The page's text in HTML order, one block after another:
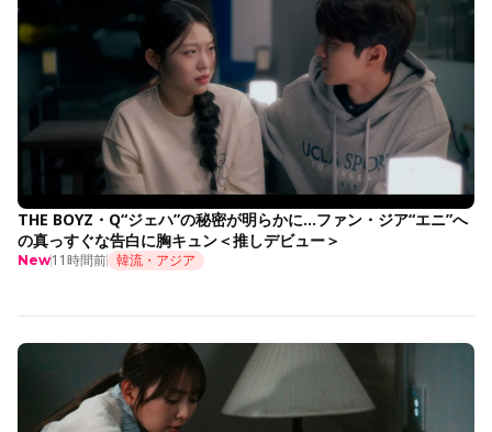
THE BOYZ・Q“ジェハ”の秘密が明らかに…ファン・ジア“エニ”へ
の真っすぐな告白に胸キュン＜推しデビュー＞
New11時間前 韓流・アジア